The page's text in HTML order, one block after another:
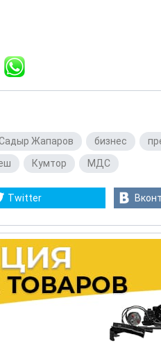
Жапаров бизнес
Кумтор МДС
Twitter